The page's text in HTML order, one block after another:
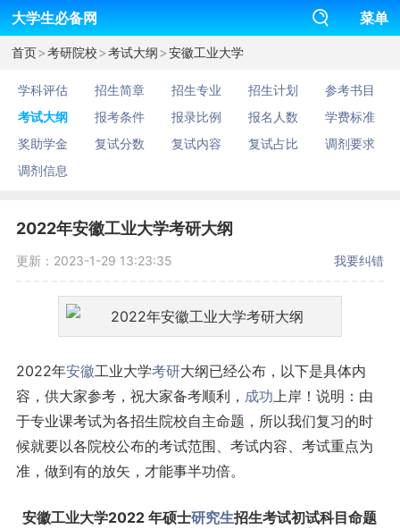
大学生必备网 菜单
首页>考研院校>考试大纲>安徽工业大学
学科评估 招生简章 招生专业 招生计划
参考书目
考试大纲
报考条件 报录比例 报名人数
学费标准
奖助学金
复试分数 复试内容 复试占比
调剂要求
调剂信息
2022年安徽工业大学考研大纲
更新：2023-1-29 13:23:35 我要纠错
2022年安徽工业大学考研大纲已经公布，以下是具体内
容，供大家参考，祝大家备考顺利， 成功上岸！说明：由
于专业课考试为各招生院校自主命题，所以我们复习的时
候就要以各院校公布的考试范围、考试内容、考试重点为
准，做到有的放矢，才能事半功倍。
安徽工业大学2022 年硕士研究生招生考试初试科目命题